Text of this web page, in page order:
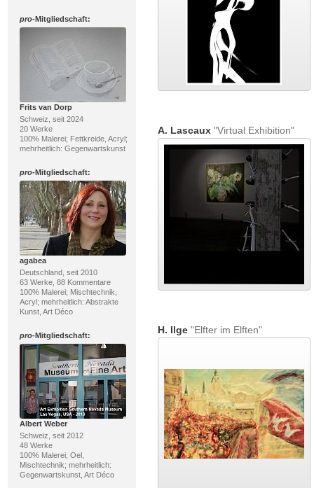
pro-Mitgliedschaft:
Frits van Dorp
Schweiz, seit 2024
20 Werke
100% Malerei; Fettkreide, Acryl;
mehrheitlich: Gegenwartskunst
pro-Mitgliedschaft:
agabea
Deutschland, seit 2010
63 Werke, 88 Kommentare
100% Malerei; Mischtechnik,
Acryl; mehrheitlich: Abstrakte
Kunst, Art Déco
pro-Mitgliedschaft:
Albert Weber
Schweiz, seit 2012
48 Werke
100% Malerei; Oel,
Mischtechnik; mehrheitlich:
Gegenwartskunst, Art Déco
A. Lascaux"Virtual Exhibition"
H. Ilge"Elfter im Elften"